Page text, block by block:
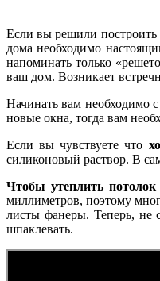
Если вы решили построить
дома необходимо
напоминать только
ваш дом. Возникает
Начинать вам необходимо
новые окна, тогда вам
Если вы чувствуете что
силиконовый раствор. В
Чтобы утеплить потолок
миллиметров, поэтому
листы фанеры. Теперь, не
шпаклевать.